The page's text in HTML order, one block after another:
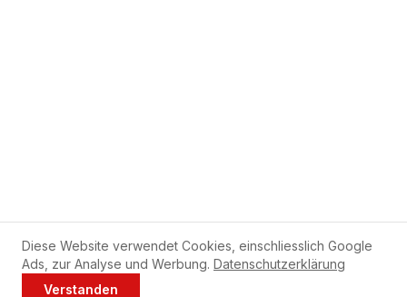
Tipps für Ihre Siemens
Diese Website verwendet Cookies, einschliesslich Google
Ads, zur Analyse und Werbung. Datenschutzerklärung
Verstanden